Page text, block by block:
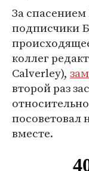
За
подписчики
коллег
Calverley),
второй раз
посоветовал
вместе.